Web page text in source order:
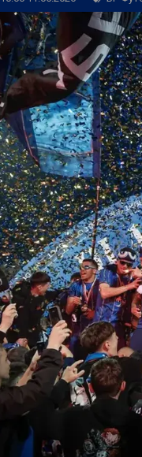
БГ Футбол:Левски
БГ Футбол:ЦСКА